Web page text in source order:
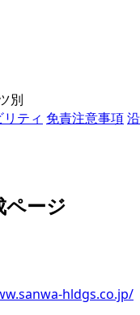
別
ティ 免責注意事項
ページ
hldgs.co.jp/